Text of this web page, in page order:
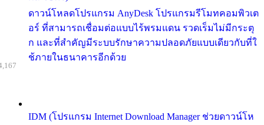
ดาวน์โหลดโปรแกรม AnyDesk โปรแกรมรีโมทคอมพิวเต
อร์ ที่สามารถเชื่อมต่อแบบไร้พรมแดน รวดเร็มไม่มีกระตุ
ก และที่สำคัญมีระบบรักษาความปลอดภัยแบบเดียวกับที่ใ
ช้ภายในธนาคารอีกด้วย
IDM (โปรแกรม Internet Download Manager ช่วยดาวน์โห